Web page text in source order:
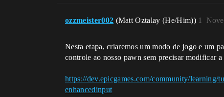
ozzmeister002 (Matt Oztalay (He/Him)) 1
Nesta etapa, criaremos um modo de jogo e um
controle ao nosso pawn sem precisar modificar a
https://dev.epicgames.com/community/learning/
enhancedinput